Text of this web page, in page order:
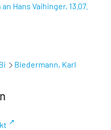
Hans Vaihinger, 13.07.
Biedermann, Karl